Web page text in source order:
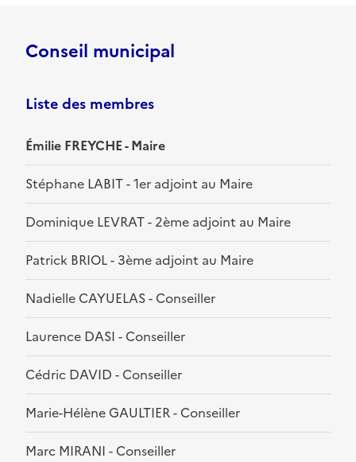
Conseil municipal
Liste des membres
Émilie FREYCHE - Maire
Stéphane LABIT - 1er adjoint au Maire
Dominique LEVRAT - 2ème adjoint au Maire
Patrick BRIOL - 3ème adjoint au Maire
Nadielle CAYUELAS - Conseiller
Laurence DASI - Conseiller
Cédric DAVID - Conseiller
Marie-Hélène GAULTIER - Conseiller
Marc MIRANI - Conseiller